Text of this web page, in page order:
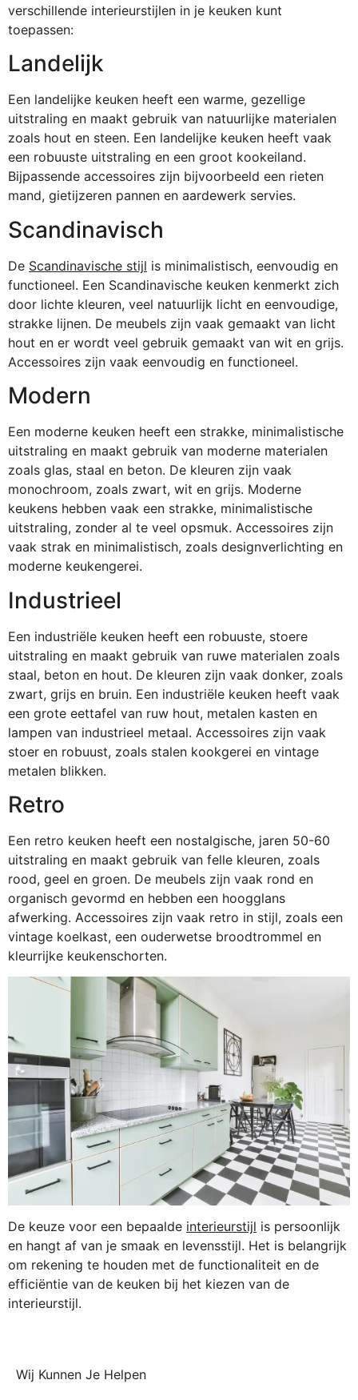
verschillende interieurstijlen in je keuken kunt
toepassen:
Landelijk
Een landelijke keuken heeft een warme, gezellige
uitstraling en maakt gebruik van natuurlijke materialen
zoals hout en steen. Een landelijke keuken heeft vaak
een robuuste uitstraling en een groot kookeiland.
Bijpassende accessoires zijn bijvoorbeeld een rieten
mand, gietijzeren pannen en aardewerk servies.
Scandinavisch
De Scandinavische stijl is minimalistisch, eenvoudig en
functioneel. Een Scandinavische keuken kenmerkt zich
door lichte kleuren, veel natuurlijk licht en eenvoudige,
strakke lijnen. De meubels zijn vaak gemaakt van licht
hout en er wordt veel gebruik gemaakt van wit en grijs.
Accessoires zijn vaak eenvoudig en functioneel.
Modern
Een moderne keuken heeft een strakke, minimalistische
uitstraling en maakt gebruik van moderne materialen
zoals glas, staal en beton. De kleuren zijn vaak
monochroom, zoals zwart, wit en grijs. Moderne
keukens hebben vaak een strakke, minimalistische
uitstraling, zonder al te veel opsmuk. Accessoires zijn
vaak strak en minimalistisch, zoals designverlichting en
moderne keukengerei.
Industrieel
Een industriële keuken heeft een robuuste, stoere
uitstraling en maakt gebruik van ruwe materialen zoals
staal, beton en hout. De kleuren zijn vaak donker, zoals
zwart, grijs en bruin. Een industriële keuken heeft vaak
een grote eettafel van ruw hout, metalen kasten en
lampen van industrieel metaal. Accessoires zijn vaak
stoer en robuust, zoals stalen kookgerei en vintage
metalen blikken.
Retro
Een retro keuken heeft een nostalgische, jaren 50-60
uitstraling en maakt gebruik van felle kleuren, zoals
rood, geel en groen. De meubels zijn vaak rond en
organisch gevormd en hebben een hoogglans
afwerking. Accessoires zijn vaak retro in stijl, zoals een
vintage koelkast, een ouderwetse broodtrommel en
kleurrijke keukenschorten.
De keuze voor een bepaalde interieurstijl is persoonlijk
en hangt af van je smaak en levensstijl. Het is belangrijk
om rekening te houden met de functionaliteit en de
efficiëntie van de keuken bij het kiezen van de
interieurstijl.
Wij Kunnen Je Helpen